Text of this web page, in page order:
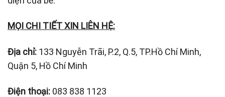
MỌI CHI TIẾT XIN LIÊN HỆ:
Địa chỉ: 133 Nguyễn Trãi, P.2, Q.5, TP.Hồ Chí Minh,
Quận 5, Hồ Chí Minh
Điện thoại: 083 838 1123